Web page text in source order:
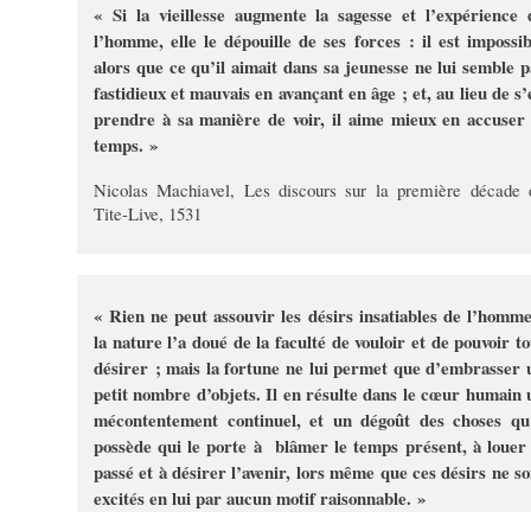
« Si la vieillesse augmente la sagesse et l’expérience
l’homme, elle le dépouille de ses forces : il est
alors que ce qu’il aimait dans sa jeunesse ne lui semble
fastidieux et mauvais en avançant en âge ; et, au lieu de
prendre à sa manière de voir, il aime mieux en accuser
temps. »
Nicolas Machiavel, Les discours sur la première décade
Tite-Live, 1531
« Rien ne peut assouvir les désirs insatiables de
la nature l’a doué de la faculté de vouloir et de pouvoir
désirer ; mais la fortune ne lui permet que d’embrasser
petit nombre d’objets. Il en résulte dans le cœur humain
mécontentement continuel, et un dégoût des choses
possède qui le porte à blâmer le temps présent, à
passé et à désirer l’avenir, lors même que ces désirs ne
excités en lui par aucun motif raisonnable. »